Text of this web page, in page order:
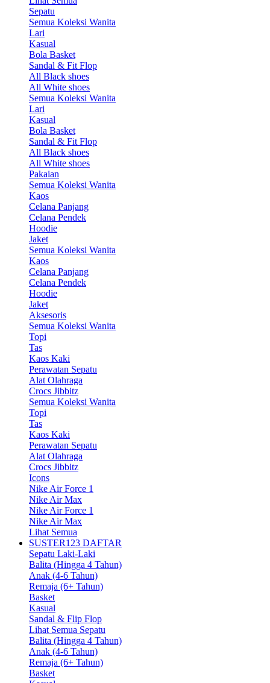
Sepatu
Semua Koleksi Wanita
Lari
Kasual
Bola Basket
Sandal & Fit Flop
All Black shoes
All White shoes
Semua Koleksi Wanita
Lari
Kasual
Bola Basket
Sandal & Fit Flop
All Black shoes
All White shoes
Pakaian
Semua Koleksi Wanita
Kaos
Celana Panjang
Celana Pendek
Hoodie
Jaket
Semua Koleksi Wanita
Kaos
Celana Panjang
Celana Pendek
Hoodie
Jaket
Aksesoris
Semua Koleksi Wanita
Topi
Tas
Kaos Kaki
Perawatan Sepatu
Alat Olahraga
Crocs Jibbitz
Semua Koleksi Wanita
Topi
Tas
Kaos Kaki
Perawatan Sepatu
Alat Olahraga
Crocs Jibbitz
Icons
Nike Air Force 1
Nike Air Max
Nike Air Force 1
Nike Air Max
Lihat Semua
SUSTER123 DAFTAR
Sepatu Laki-Laki
Balita (Hingga 4 Tahun)
Anak (4-6 Tahun)
Remaja (6+ Tahun)
Basket
Kasual
Sandal & Flip Flop
Lihat Semua Sepatu
Balita (Hingga 4 Tahun)
Anak (4-6 Tahun)
Remaja (6+ Tahun)
Basket